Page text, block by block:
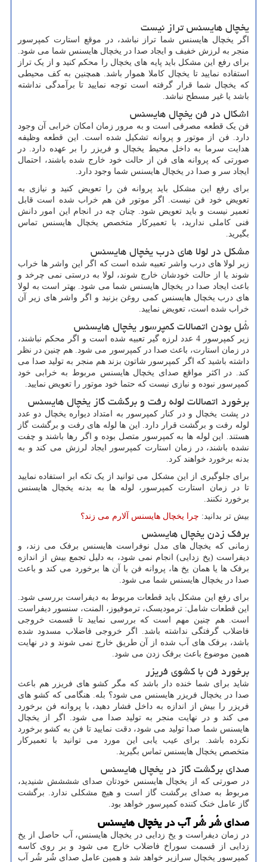
یخچال هایسنس تراز نیست
اگر یخچال هایسنس شما تراز نباشد، در موقع استارت کمپرسور
منجر به لرزش خفیف و ایجاد صدا در یخچال هایسنس شما می شود.
برای رفع این مشکل باید پایه های یخچال را محکم کنید و از یک تراز
استفاده نمایید تا یخچال کاملا هموار باشد. همچنین به کف محیطی
که یخچال شما قرار گرفته است توجه نمایید تا برآمدگی نداشته
باشد یا غیر مسطح نباشد.
اشکال در فن یخچال هایسنس
فن یک قطعه مصرفی است و به مرور زمان امکان خرابی آن وجود
دارد. فن از موتور و پروانه تشکیل شده است. این قطعه وظیفه
هدایت سرما به داخل محیط یخچال و فریزر را بر عهده دارد. در
صورتی که پروانه های فن از حالت خود خارج شده باشند، احتمال
ایجاد سر و صدا در یخچال هایسنس شما وجود دارد.
برای رفع این مشکل باید پروانه فن را تعویض کنید و نیازی به
تعویض خود فن نیست. اگر موتور فن هم خراب شده است قابل
تعمیر نیست و باید تعویض شود. چنان چه در انجام این امور دانش
فنی کاملی ندارید، با تعمیرکار متخصص یخچال هایسنس تماس
بگیرید.
مشکل در لولا های درب یخچال هایسنس
زیر لولا های درب واشر تعبیه شده است که اگر این واشر ها خراب
شوند یا از حالت خودشان خارج شوند، لولا به درستی نمی چرخد و
باعث ایجاد صدا در یخچال هایسنس شما می شود. بهتر است به لولا
های درب یخچال هایسنس کمی روغن بزنید و اگر واشر های زیر آن
خراب شده است، تعویض نمایید.
شُل بودن اتصالات کمپرسور یخچال هایسنس
زیر کمپرسور 4 عدد لرزه گیر تعبیه شده است و اگر محکم نباشند،
در زمان استارت، باعث صدا در کمپرسور می شود. هم چنین در نظر
داشته باشید که اگر کمپرسور شاتون بزند هم منجر به تولید صدا می
کند. در اکثر مواقع صدای یخچال هایسنس مربوط به خرابی خود
کمپرسور نبوده و نیازی نیست که حتما خود موتور را تعویض نمایید.
برخورد اتصالات لوله رفت و برگشت گاز یخچال هایسنس
در پشت یخچال و در کنار کمپرسور به امتداد دیواره یخچال دو عدد
لوله رفت و برگشت قرار دارد. این ها لوله های رفت و برگشت گاز
هستند. این لوله ها به کمپرسور متصل بوده و اگر رها باشند و چفت
نشده باشند، در زمان استارت کمپرسور ایجاد لرزش می کند و به
بدنه برخورد خواهند کرد.
برای جلوگیری از این مشکل می توانید از یک تکه ابر استفاده نمایید
تا در زمان استارت کمپرسور، لوله ها به بدنه یخچال هایسنس
برخورد نکنند.
بیش تر بدانید: چرا یخچال هایسنس آلارم می زند؟
برفک زدن یخچال هایسنس
زمانی که یخچال های مدل نوفراست هایسنس برفک می زند، و
دیفراست (یخ زدایی) انجام نمی شود، به دلیل تجمع بیش از اندازه
برفک ها یا همان یخ ها، پروانه فن با آن ها برخورد می کند و باعث
صدا در یخچال هایسنس شما می شود.
برای رفع این مشکل باید قطعات مربوط به دیفراست بررسی شود.
این قطعات شامل: ترمودیسک، ترموفیوز، المنت، سنسور دیفراست
است. هم چنین مهم است که بررسی نمایید تا قسمت خروجی
فاضلاب گرفتگی نداشته باشد. اگر خروجی فاضلاب مسدود شده
باشد، برفک های آب شده از آن طریق خارج نمی شوند و در نهایت
همین موضوع باعث برفک زدن می شود.
برخورد فن با کشوی فریزر
شاید برای شما خنده دار باشد که مگر کشو های فریزر هم باعث
صدا در یخچال فریزر هایسنس می شود؟ بله. هنگامی که کشو های
فریزر را بیش از اندازه به داخل فشار دهید، با پروانه فن برخورد
می کند و در نهایت منجر به تولید صدا می شود. اگر از یخچال
هایسنس شما صدا تولید می شود، دقت نمایید تا فن به کشو برخورد
نکرده باشد. برای عیب یابی این مورد می توانید با تعمیرکار
متخصص یخچال هایسنس تماس بگیرید.
صدای برگشت گاز در یخچال هایسنس
در صورتی که از یخچال هایسنس خودتان صدای شششش شنیدید،
مربوط به صدای برگشت گاز است و هیچ مشکلی ندارد. برگشت
گاز عامل خنک کننده کمپرسور خواهد بود.
صدای شُر شُر آب در یخچال هایسنس
در زمان دیفراست و یخ زدایی در یخچال هایسنس، آب حاصل از یخ
زدایی از قسمت سوراخ فاضلاب خارج می شود و بر روی کاسه
کمپرسور یخچال سرازیر خواهد شد و همین عامل صدای شُر شُر آب